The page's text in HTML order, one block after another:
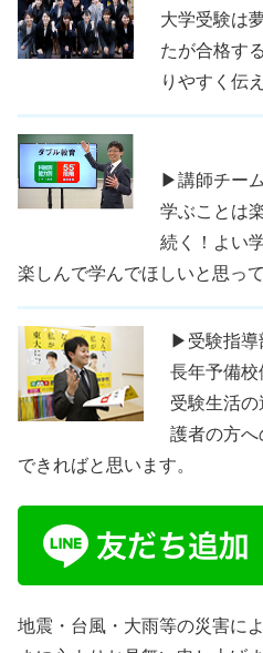
大学受験は
たが合格す
りやすく伝
▶講師チーム
学ぶことは
続く！よい
楽しんで学んでほしいと思って
▶受験指導
長年予備校
受験生活
護者の方へ
できればと思います。
地震・台風・大雨等の災害に